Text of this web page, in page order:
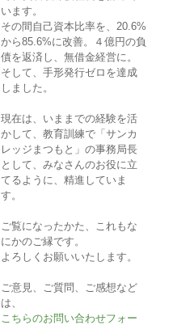
います。
その間自己資本比率を、20.6%
から85.6%に改善。４億円の負
債を返済し、無借金経営に。
そして、手形発行ゼロを達成
しました。
現在は、いままでの経験を活
かして、教育訓練で「サンカ
レッジまつもと」の事務局長
として、みなさんのお役に立
てるように、精進していま
す。
ご覧になったかた、これもな
にかのご縁です。
よろしくお願いいたします。
ご意見、ご質問、ご感想など
は、
こちらのお問い合わせフォー